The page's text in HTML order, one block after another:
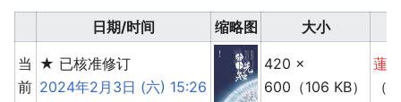
日期/时间 缩⁠略⁠图 大小
当
前
★ 已核准修订
2024年2月3日 (六) 15:26
420 ×
600 （106 KB）
蓮
（